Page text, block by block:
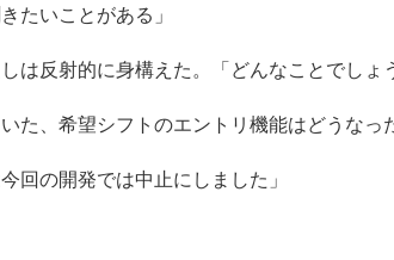
たいことがある」
は反射的に身構えた。「どんなことでしょ
た、希望シフトのエントリ機能はどうなっ
回の開発では中止にしました」